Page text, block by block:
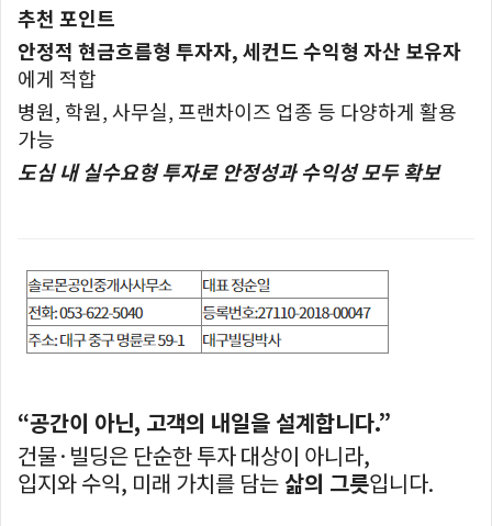
추천 포인트
안정적 현금흐름형 투자자, 세컨드 수익형 자산 보유자
에게 적합
병원, 학원, 사무실, 프랜차이즈 업종 등 다양하게 활용
가능
도심 내 실수요형 투자로 안정성과 수익성 모두 확보
“공간이 아닌, 고객의 내일을 설계합니다.”
건물·빌딩은 단순한 투자 대상이 아니라,
입지와 수익, 미래 가치를 담는 삶의 그릇입니다.